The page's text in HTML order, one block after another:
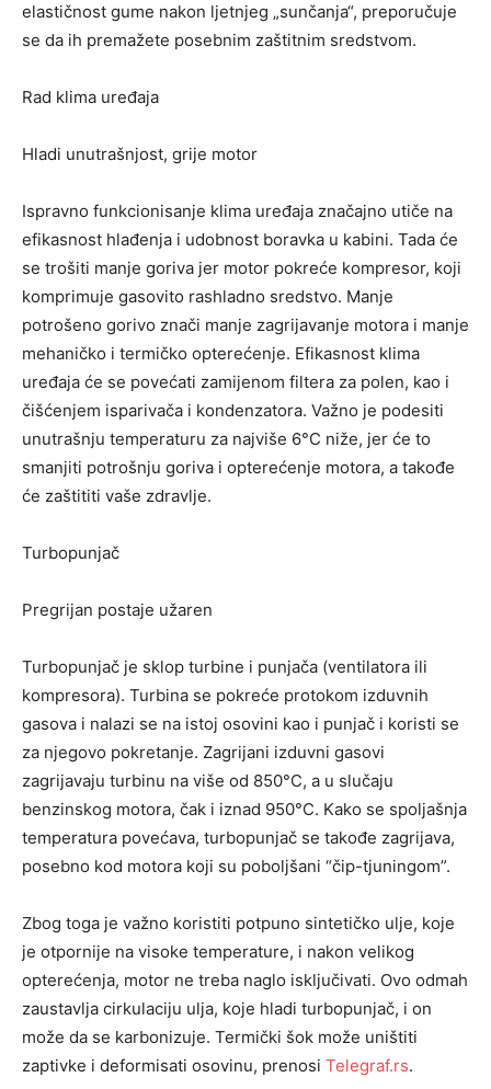
elastičnost gume nakon ljetnjeg „sunčanja“, preporučuje
se da ih premažete posebnim zaštitnim sredstvom.
Rad klima uređaja
Hladi unutrašnjost, grije motor
Ispravno funkcionisanje klima uređaja značajno utiče na
efikasnost hlađenja i udobnost boravka u kabini. Tada će
se trošiti manje goriva jer motor pokreće kompresor, koji
komprimuje gasovito rashladno sredstvo. Manje
potrošeno gorivo znači manje zagrijavanje motora i manje
mehaničko i termičko opterećenje. Efikasnost klima
uređaja će se povećati zamijenom filtera za polen, kao i
čišćenjem isparivača i kondenzatora. Važno je podesiti
unutrašnju temperaturu za najviše 6°C niže, jer će to
smanjiti potrošnju goriva i opterećenje motora, a takođe
će zaštititi vaše zdravlje.
Turbopunjač
Pregrijan postaje užaren
Turbopunjač je sklop turbine i punjača (ventilatora ili
kompresora). Turbina se pokreće protokom izduvnih
gasova i nalazi se na istoj osovini kao i punjač i koristi se
za njegovo pokretanje. Zagrijani izduvni gasovi
zagrijavaju turbinu na više od 850°C, a u slučaju
benzinskog motora, čak i iznad 950°C. Kako se spoljašnja
temperatura povećava, turbopunjač se takođe zagrijava,
posebno kod motora koji su poboljšani “čip-tjuningom”.
Zbog toga je važno koristiti potpuno sintetičko ulje, koje
je otpornije na visoke temperature, i nakon velikog
opterećenja, motor ne treba naglo isključivati. Ovo odmah
zaustavlja cirkulaciju ulja, koje hladi turbopunjač, i on
može da se karbonizuje. Termički šok može uništiti
zaptivke i deformisati osovinu, prenosi Telegraf.rs.